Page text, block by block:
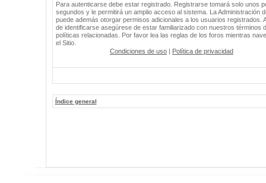
Para autenticarse debe estar registrado. Registrarse tomará solo unos
segundos y le permitirá un amplio acceso al sistema. La Administración
puede además otorgar permisos adicionales a los usuarios registrados.
de identificarse asegúrese de estar familiarizado con nuestros términos
políticas relacionadas. Por favor lea las reglas de los foros mientras
el Sitio.
Condiciones de uso | Política de privacidad
Índice general